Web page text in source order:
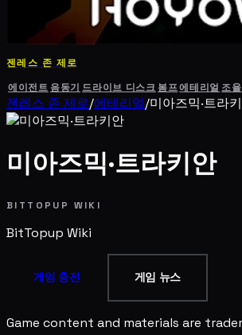
젠레스 존 제로
에이전트 음동기 드라이브 디스크 봄프에테리얼 조율
젠레스 존 제로/에테리얼/미아즈믹·트라
미아즈믹·트라키안
BITTOPUP WIKI
BitTopup Wiki
게임 충전 게임 뉴스
Game content and materials are